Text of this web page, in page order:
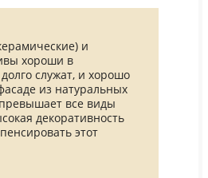
и
хороши в
служат, и хорошо
из натуральных
все виды
декоративность
этот